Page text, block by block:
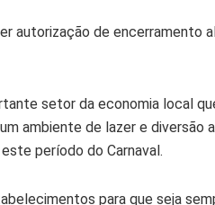
de encerramento
setor da economia local
ambiente de lazer e diversão
período do Carnaval.
para que seja